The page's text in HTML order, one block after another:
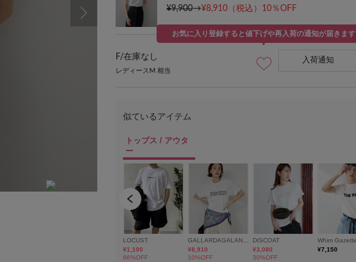
モデル身長：165cm 着用サイズ：FREE
¥9,900→¥8,910 （税込）10％OFF
F/在庫なし
レディースM 相当
お気に入り登録すると値下げや再入荷の通知が届きます
入荷通知